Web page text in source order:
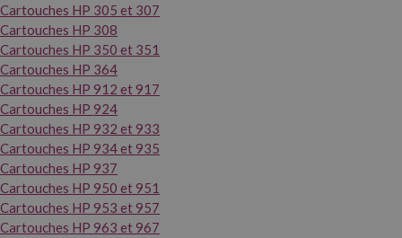
Cartouches HP 305 et 307
Cartouches HP 308
Cartouches HP 350 et 351
Cartouches HP 364
Cartouches HP 912 et 917
Cartouches HP 924
Cartouches HP 932 et 933
Cartouches HP 934 et 935
Cartouches HP 937
Cartouches HP 950 et 951
Cartouches HP 953 et 957
Cartouches HP 963 et 967